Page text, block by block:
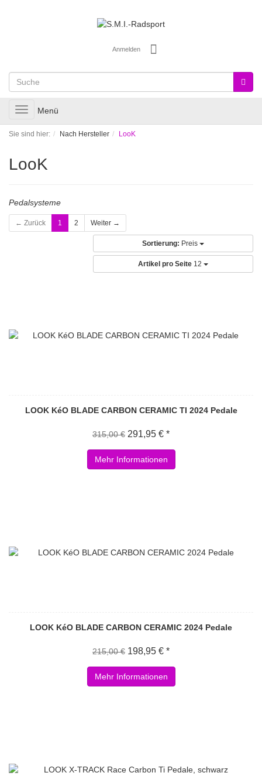
Anmelden
Toggle
navigation
Menü
Sie sind hier: Nach Hersteller LooK
LooK
Pedalsysteme
← Zurück 1 2 Weiter →
Sortierung: Preis
Artikel pro Seite 12
LOOK KéO BLADE CARBON CERAMIC TI 2024 Pedale
315,00 € 291,95 € *
Mehr Informationen
LOOK KéO BLADE CARBON CERAMIC 2024 Pedale
215,00 € 198,95 € *
Mehr Informationen